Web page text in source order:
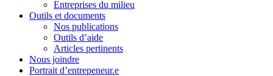
Entreprises du milieu
Outils et documents
Nos publications
Outils d’aide
Articles pertinents
Nous joindre
Portrait d’entrepeneur.e